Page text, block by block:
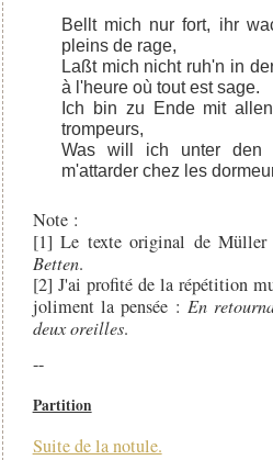
Bellt mich nur fort, ihr
pleins de rage,
Laßt mich nicht ruh'n in
à l'heure où tout est sage.
Ich bin zu Ende mit
trompeurs,
Was will ich unter den
m'attarder chez les
Note :
[1] Le texte original de
Betten.
[2] J'ai profité de la répétition
joliment la pensée :En
deux oreilles.
--
Partition
Suite de la notule.